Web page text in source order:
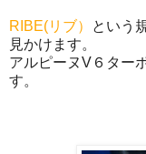
RIBE(リブ）
という
見かけます。
アルピーヌV６ター
す。